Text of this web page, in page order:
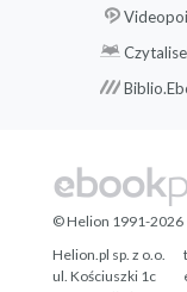
© Helion 1991-2026
Helion.pl sp. z o.o.
ul. Kościuszki 1c